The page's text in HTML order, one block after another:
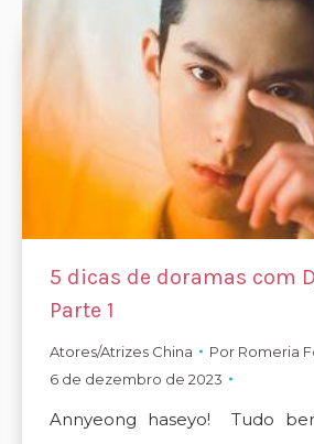
5 dicas de doramas com
Parte 1
Atores/Atrizes China Por Romeria
6 de dezembro de 2023
Annyeong haseyo! Tudo